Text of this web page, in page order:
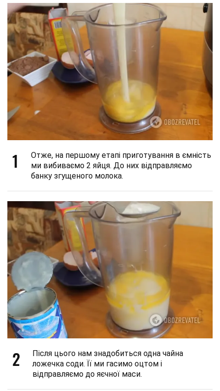
1
Отже, на першому етапі приготування в ємність
ми вибиваємо 2 яйця. До них відправляємо
банку згущеного молока.
2
Після цього нам знадобиться одна чайна
ложечка соди. Її ми гасимо оцтом і
відправляємо до яєчної маси.